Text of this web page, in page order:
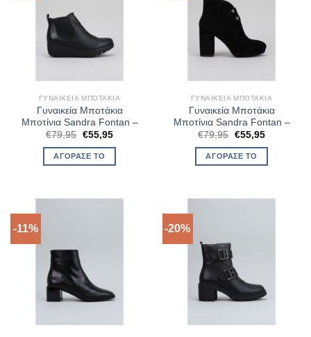
ΓΥΝΑΙΚΕΊΑ ΜΠΟΤΆΚΙΑ
Γυναικεία Μποτάκια
Μποτίνια Sandra Fontan –
€79,95 Original
was:
€79,95.
€55,95Η
ΑΓΌΡΑΣΈ ΤΟ
ΓΥΝΑΙΚΕΊΑ ΜΠΟΤΆΚΙΑ
Γυναικεία Μποτάκια
Μποτίνια Sandra Fontan –
€79,95 Original
was:
€79,95.
€55,95Η
ΑΓΌΡΑΣΈ ΤΟ
-11% -20%